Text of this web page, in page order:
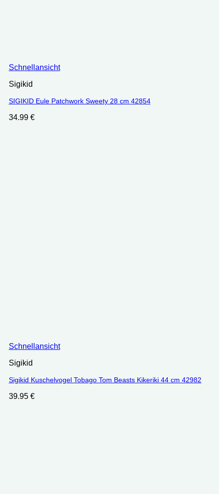
Schnellansicht
Sigikid
SIGIKID Eule Patchwork Sweety 28 cm 42854
34.99 €
Schnellansicht
Sigikid
Sigikid Kuschelvogel Tobago Tom Beasts Kikeriki 44 cm 42982
39.95 €